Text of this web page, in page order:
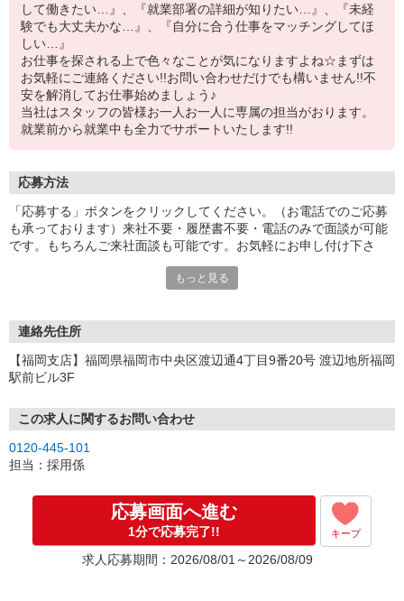
して働きたい…』、『就業部署の詳細が知りたい…』、『未経
験でも大丈夫かな…』、『自分に合う仕事をマッチングしてほ
しい…』
お仕事を探される上で色々なことが気になりますよね☆まずは
お気軽にご連絡ください!!お問い合わせだけでも構いません!!不
安を解消してお仕事始めましょう♪
当社はスタッフの皆様お一人お一人に専属の担当がおります。
就業前から就業中も全力でサポートいたします!!
応募方法
「応募する」ボタンをクリックしてください。（お電話でのご応募
も承っております）来社不要・履歴書不要・電話のみで面談が可能
です。もちろんご来社面談も可能です。お気軽にお申し付け下さ
もっと見る
連絡先住所
【福岡支店】福岡県福岡市中央区渡辺通4丁目9番20号 渡辺地所福岡
駅前ビル3F
この求人に関するお問い合わせ
0120-445-101
担当：採用係
応募画面へ進む
1分で応募完了!! キープ
求人応募期間：2026/08/01～2026/08/09